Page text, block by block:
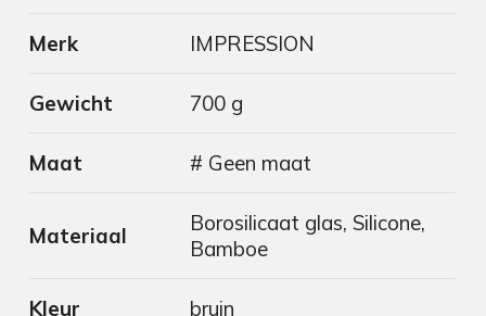
Merk IMPRESSION
Gewicht 700 g
Maat # Geen maat
Materiaal
Borosilicaat glas, Silicone,
Bamboe
Kleur bruin